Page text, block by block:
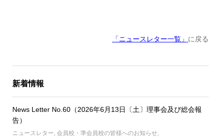
「ニュースレター一覧」 に戻る
新着情報
News Letter No.60（2026年6月13日〔土〕理事会及び総会報
告）
ニュースレター 会員校・準会員校の皆様へのお知らせ